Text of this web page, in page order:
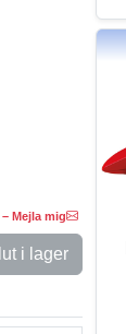
Mejla mig
i lager